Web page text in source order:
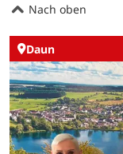
Nach oben
Daun